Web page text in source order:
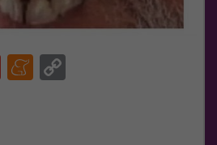
GmailMeneame